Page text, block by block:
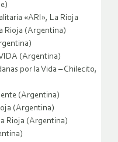
«ARI», La Rioja
Rioja (Argentina)
(Argentina)
por la Vida – Chilecito,
(Argentina)
(Argentina)
Rioja (Argentina)